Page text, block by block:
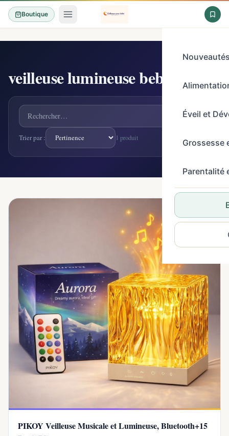
Boutique
Éveil et
Grossesse
Parentalité
veilleuse lumineuse bebe
Rechercher un produit
Trier par : 1 produit
PIKOY Veilleuse Musicale et Lumineuse, Bluetooth+15